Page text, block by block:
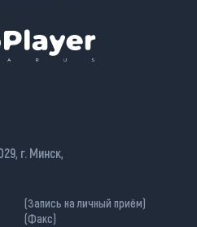
г. Минск,
(Запись на личный приём)
(Факс)